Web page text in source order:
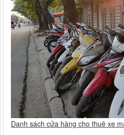
Danh sách cửa hàng cho thuê xe